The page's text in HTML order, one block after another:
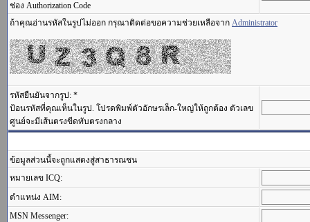
ช่อง Authorization Code
ถ้าคุณอ่านรหัสในรูปไม่ออก กรุณาติดต่อขอความช่วยเหลือจาก Administrator
รหัสยืนยันจากรูป: *
ป้อนรหัสที่คุณเห็นในรูป. โปรดพิมพ์ตัวอักษรเล็ก-ใหญ่ให้ถูกต้อง ตัวเลข
ศูนย์จะมีเส้นตรงขีดทับตรงกลาง
ข้อมูลส่วนนี้จะถูกแสดงสู่สาธารณชน
หมายเลข ICQ:
ตำแหน่ง AIM:
MSN Messenger: